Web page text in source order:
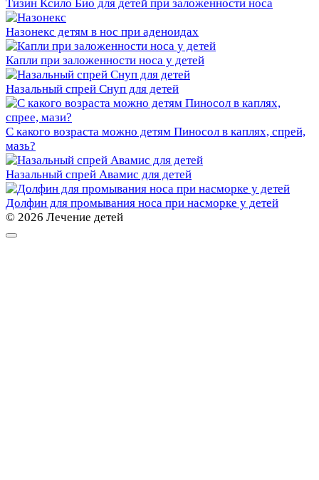
Тизин Ксило Био для детей при заложенности носа
Назонекс детям в нос при аденоидах
Капли при заложенности носа у детей
Назальный спрей Снуп для детей
С какого возраста можно детям Пиносол в каплях, спрей,
мазь?
Назальный спрей Авамис для детей
Долфин для промывания носа при насморке у детей
© 2026 Лечение детей